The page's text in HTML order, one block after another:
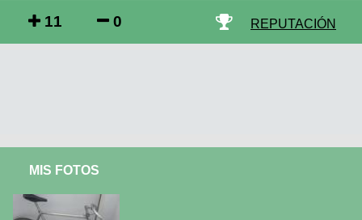
11 0 REPUTACIÓN
MIS FOTOS